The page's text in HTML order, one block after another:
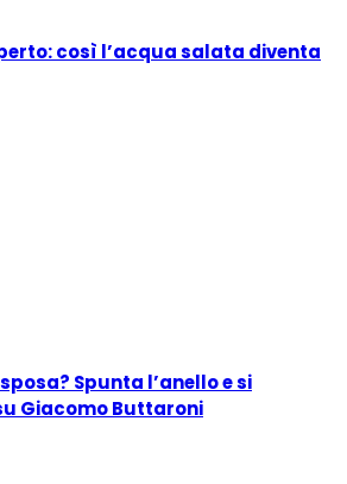
così l’acqua salata diventa
Spunta l’anello e si
Giacomo Buttaroni